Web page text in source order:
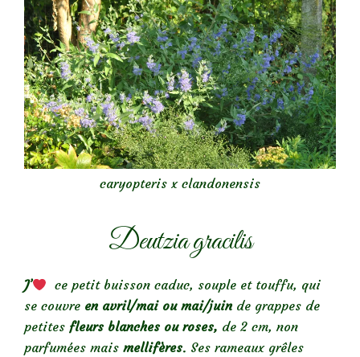
caryopteris x clandonensis
Deutzia gracilis
J’
ce petit buisson caduc, souple et touffu, qui
se couvre en avril/mai ou mai/juinde grappes de
petites fleurs blanches ou roses, de 2 cm, non
parfumées mais mellifères. Ses rameaux grêles